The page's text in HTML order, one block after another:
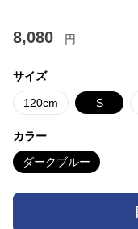
8,080 円
サイズ
120cm S
カラー
ダークブルー